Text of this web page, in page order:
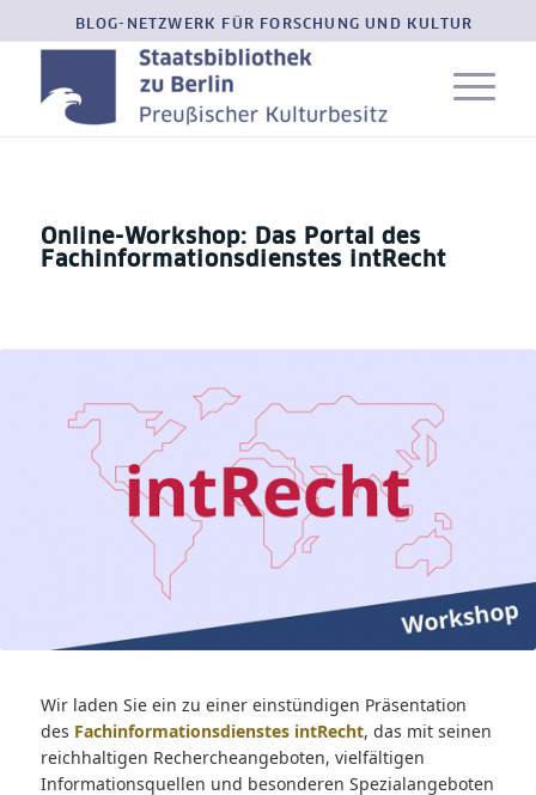
BLOG-NETZWERK FÜR FORSCHUNG UND KULTUR
Online-Workshop: Das Portal des
Fachinformationsdienstes intRecht
Wir laden Sie ein zu einer einstündigen Präsentation
des Fachinformationsdienstes intRecht, das mit seinen
reichhaltigen Rechercheangeboten, vielfältigen
Informationsquellen und besonderen Spezialangeboten